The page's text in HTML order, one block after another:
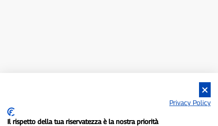
Privacy Policy
Il rispetto della tua riservatezza è la nostra priorità